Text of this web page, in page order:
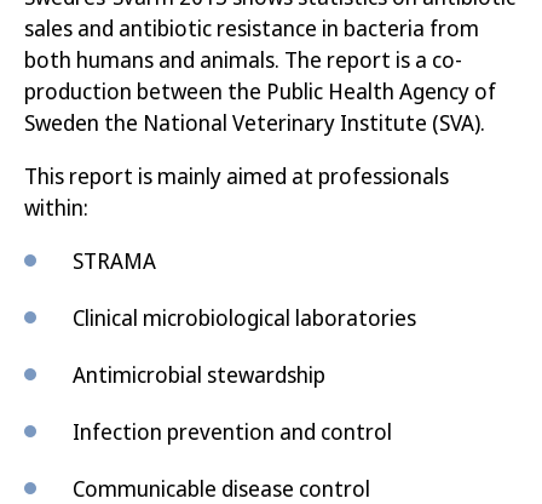
sales and antibiotic resistance in bacteria from
both humans and animals. The report is a co-
production between the Public Health Agency of
Sweden the National Veterinary Institute (SVA).
This report is mainly aimed at professionals
within:
STRAMA
Clinical microbiological laboratories
Antimicrobial stewardship
Infection prevention and control
Communicable disease control